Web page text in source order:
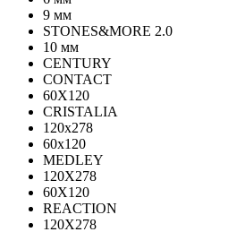
9 мм
STONES&MORE 2.0
10 мм
CENTURY
CONTACT
60X120
CRISTALIA
120x278
60x120
MEDLEY
120X278
60X120
REACTION
120X278